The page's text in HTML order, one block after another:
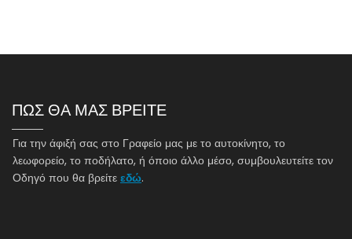
ΠΩΣ ΘΑ ΜΑΣ ΒΡΕΙΤΕ
Για την άφιξή σας στο Γραφείο μας με το αυτοκίνητο, το
λεωφορείο, το ποδήλατο, ή όποιο άλλο μέσο, συμβουλευτείτε τον
Οδηγό που θα βρείτε εδώ.